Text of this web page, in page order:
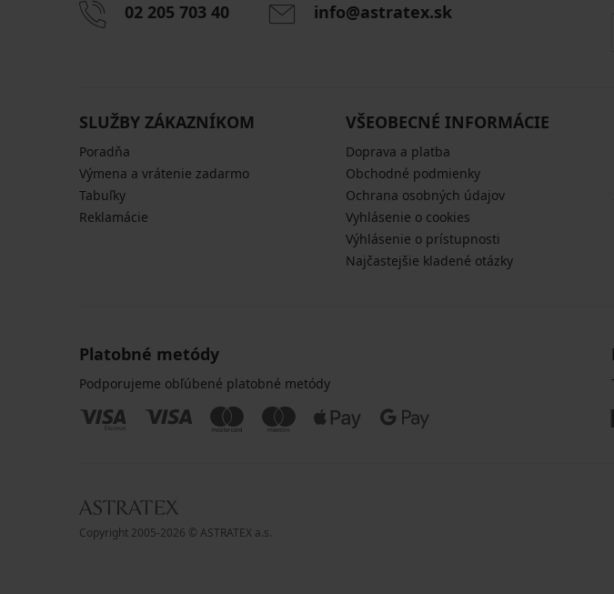
02 205 703 40 info@astratex.sk
SLUŽBY ZÁKAZNÍKOM
Poradňa
Výmena a vrátenie zadarmo
Tabuľky
Reklamácie
VŠEOBECNÉ INFORMÁCIE
Doprava a platba
Obchodné podmienky
Ochrana osobných údajov
Vyhlásenie o cookies
Výhlásenie o prístupnosti
Najčastejšie kladené otázky
Platobné metódy
Podporujeme obľúbené platobné metódy
Copyright 2005-2026 © ASTRATEX a.s.